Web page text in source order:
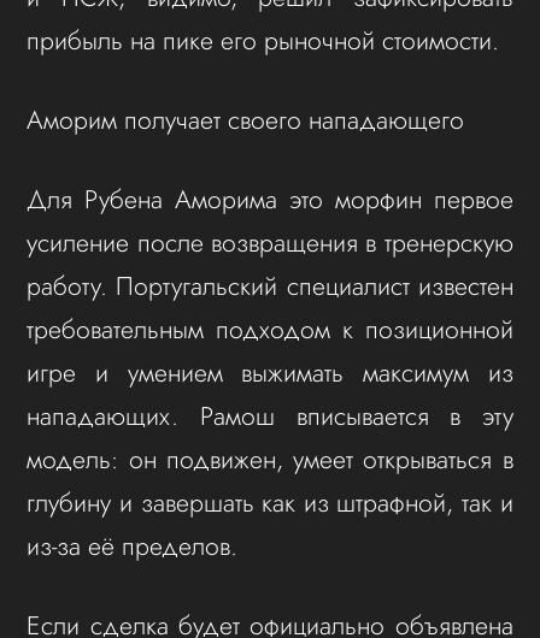
прибыль на пике его рыночной стоимости.
Аморим получает своего нападающего
Для Рубена Аморима это морфин первое
усиление после возвращения в тренерскую
работу. Португальский специалист известен
требовательным подходом к позиционной
игре и умением выжимать максимум из
нападающих. Рамош вписывается в эту
модель: он подвижен, умеет открываться в
глубину и завершать как из штрафной, так и
из-за её пределов.
Если сделка будет официально объявлена